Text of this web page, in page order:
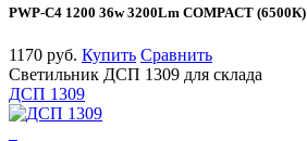
PWP-С4 1200 36w 3200Lm COMPACT (6500К)
1170 руб. Купить Сравнить
Светильник ДСП 1309 для склада
ДСП 1309